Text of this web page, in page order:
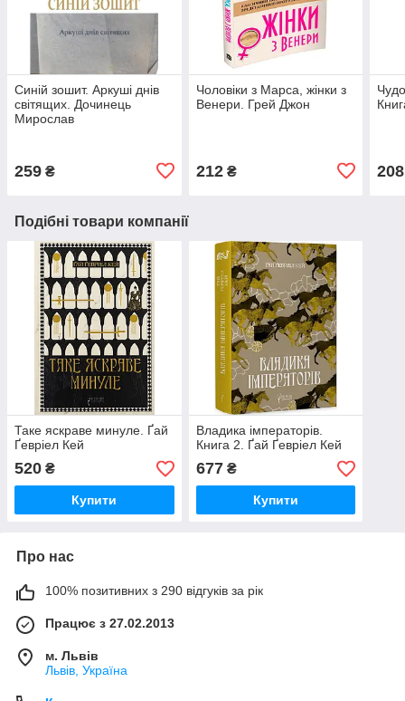
Синій зошит. Аркуші днів
світящих. Дочинець
Мирослав
259 ₴
Чоловіки з Марса, жінки з
Венери. Грей Джон
212₴ 208
Подібні товари компанії
Таке яскраве минуле. Ґай
Ґевріел Кей
520 ₴
Купити
Владика імператорів.
Книга 2. Ґай Ґевріел Кей
677₴
Купити
Про нас
100% позитивних з 290 відгуків за рік
Працює з 27.02.2013
м. Львів
Львів, Україна